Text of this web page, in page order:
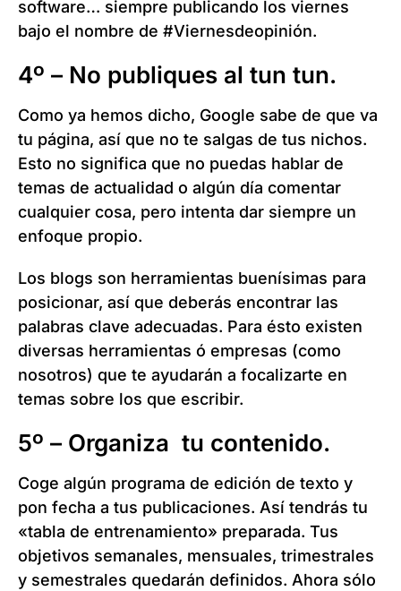
software… siempre publicando los viernes
bajo el nombre de #Viernesdeopinión.
4º – No publiques al tun tun.
Como ya hemos dicho, Google sabe de que va
tu página, así que no te salgas de tus nichos.
Esto no significa que no puedas hablar de
temas de actualidad o algún día comentar
cualquier cosa, pero intenta dar siempre un
enfoque propio.
Los blogs son herramientas buenísimas para
posicionar, así que deberás encontrar las
palabras clave adecuadas. Para ésto existen
diversas herramientas ó empresas (como
nosotros) que te ayudarán a focalizarte en
temas sobre los que escribir.
5º – Organiza tu contenido.
Coge algún programa de edición de texto y
pon fecha a tus publicaciones. Así tendrás tu
«tabla de entrenamiento» preparada. Tus
objetivos semanales, mensuales, trimestrales
y semestrales quedarán definidos. Ahora sólo